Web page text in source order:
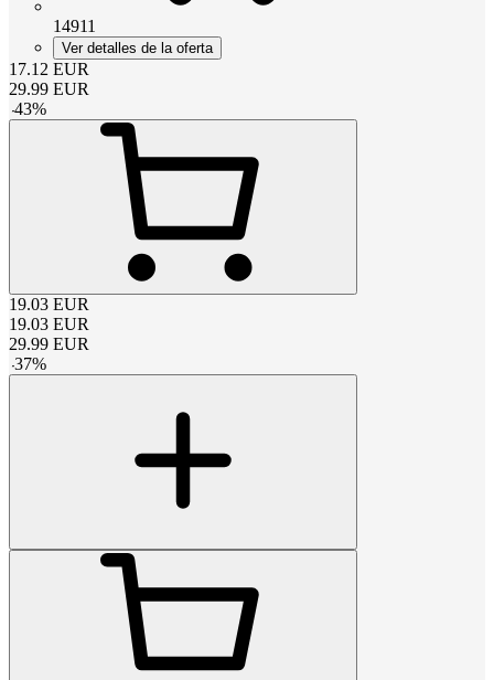
14911
Ver detalles de la oferta
17.12 EUR
29.99 EUR
-43%
19.03 EUR
19.03 EUR
29.99 EUR
-37%